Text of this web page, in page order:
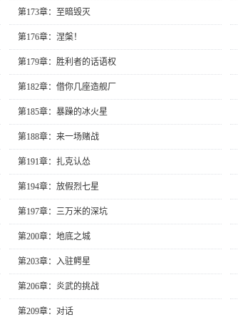
第173章：至暗毁灭
第176章：涅槃！
第179章：胜利者的话语权
第182章：借你几座造舰厂
第185章：暴躁的冰火星
第188章：来一场赌战
第191章：扎克认怂
第194章：放假烈七星
第197章：三万米的深坑
第200章：地底之城
第203章：入驻鳄星
第206章：炎武的挑战
第209章：对话